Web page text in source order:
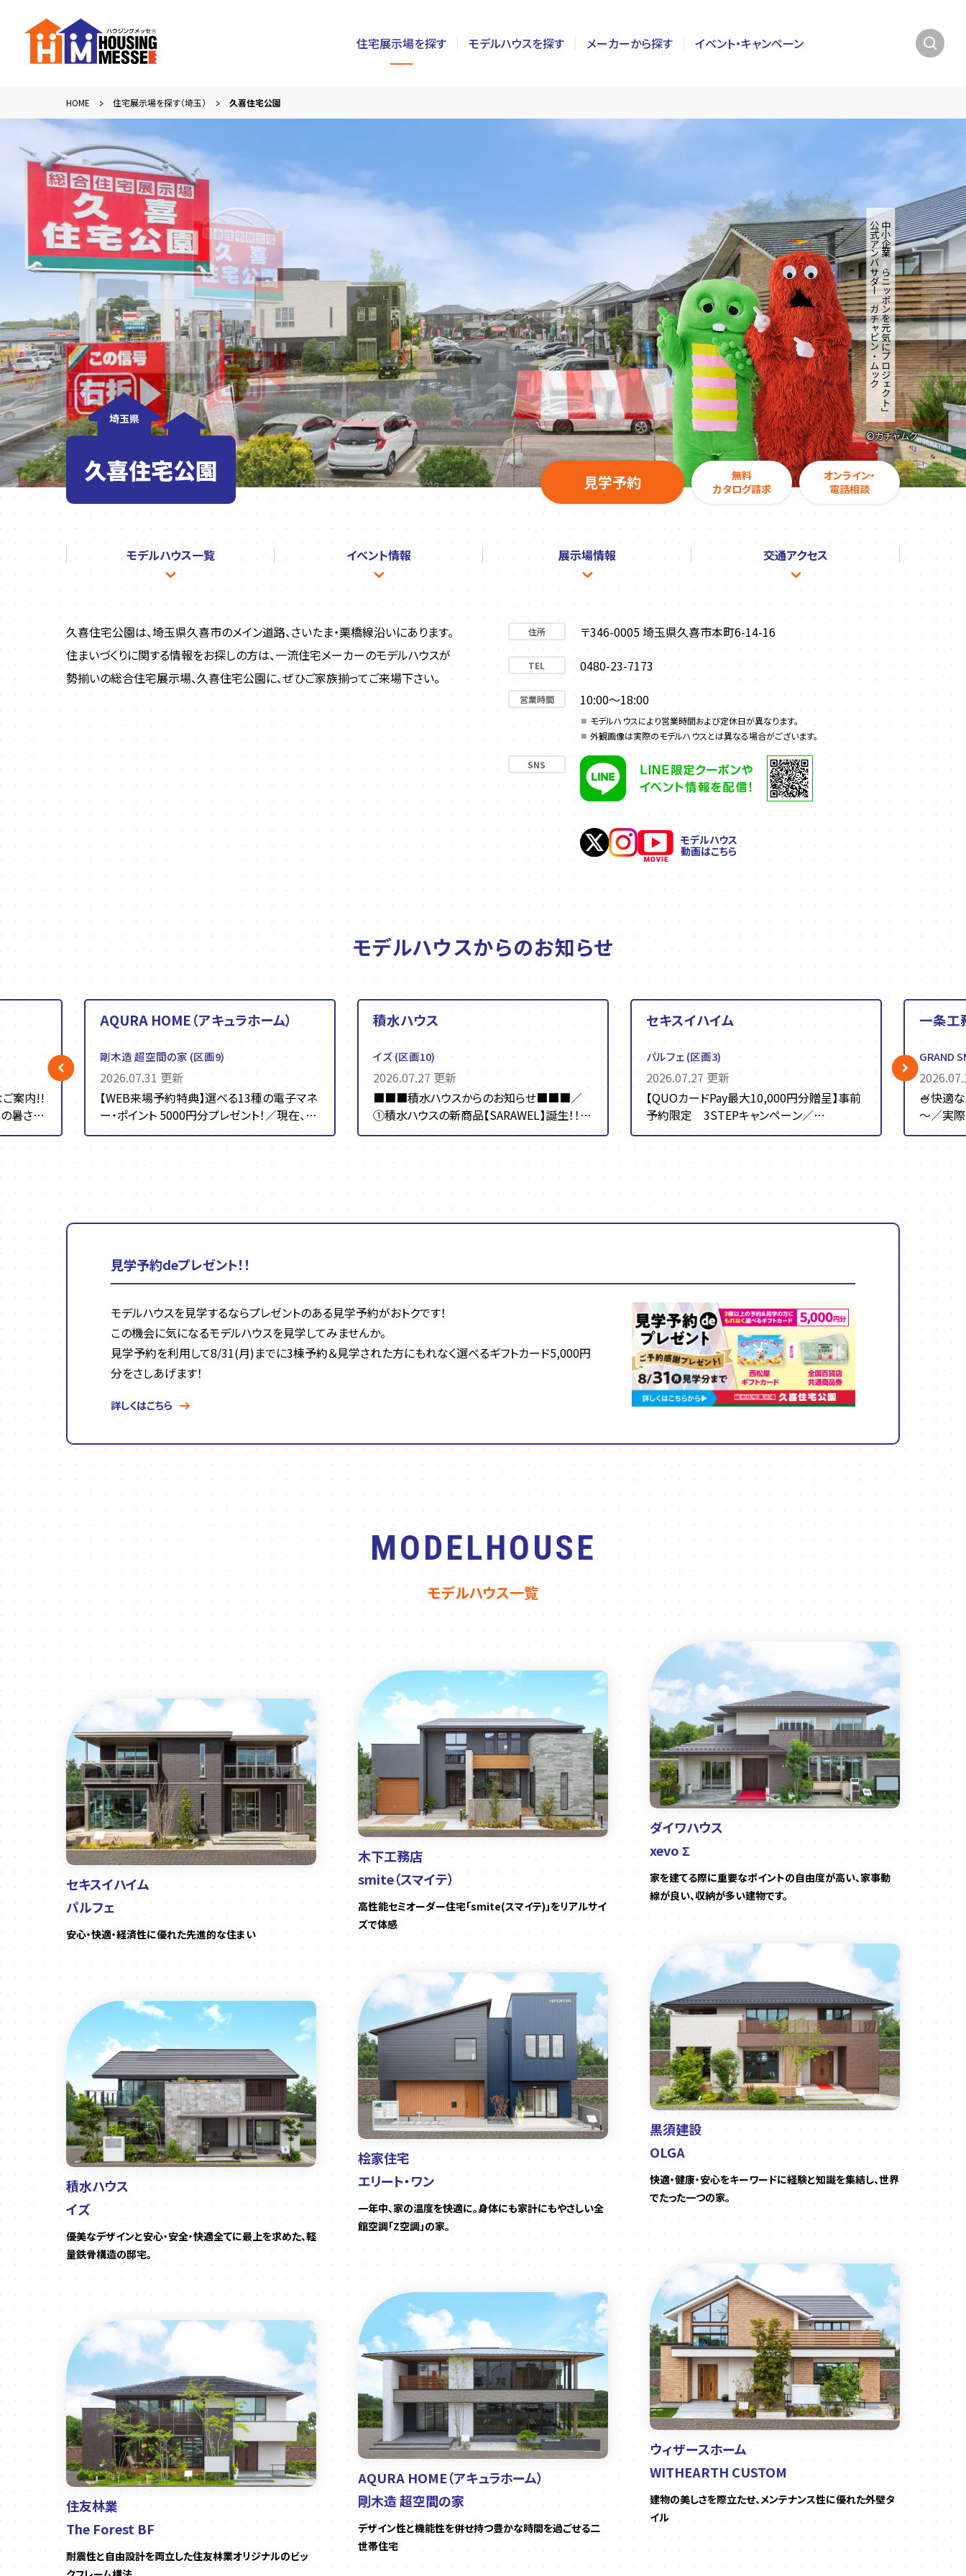
住宅展示場を探す
千葉
埼玉
静岡
モデルハウスを探す メーカーから探す イベント・キャンペーン
HOME 住宅展示場を探す（埼玉） 久喜住宅公園
「中小企業からニッポンを元気にプロジェクト」
公式アンバサダー ガチャピン・ムック
©︎ガチャムク
見学予約
無料
カタログ請求
オンライン・
電話相談
埼玉県
久喜住宅公園
モデルハウス一覧 イベント情報 展示場情報 交通アクセス
久喜住宅公園は、埼玉県久喜市のメイン道路、さいたま・栗橋線沿いにあります。
住まいづくりに関する情報をお探しの方は、一流住宅メーカーのモデルハウスが
勢揃いの総合住宅展示場、久喜住宅公園に、ぜひご家族揃ってご来場下さい。
住所 〒346-0005 埼玉県久喜市本町6-14-16
TEL 0480-23-7173
営業時間 10:00～18:00
モデルハウスにより営業時間および定休日が異なります。
外観画像は実際のモデルハウスとは異なる場合がございます。
SNS
モデルハウス
動画はこちら
モデルハウスからのお知らせ
ご案内!!
AQURA HOME（アキュラホーム）
剛木造 超空間の家 (区画9)
2026.07.31 更新
【WEB来場予約特典】選べる13種の電子マネ
ー・ポイント 5000円分プレゼント！／現在、ア
キュラホームで...
積水ハウス
イズ(区画10)
2026.07.27 更新
■■■積水ハウスからのお知らせ■■■／
①積水ハウスの新商品【SARAWEL】誕生！！
☀☀日本の“夏”に朗報です☀☀ ...
セキスイハイム
パルフェ(区画3)
2026.07.27 更新
【QUOカードPay最大10,000円分贈呈】事前
予約限定 3STEPキャンペーン／
＼家づくり応援 3...
一条工
GRAND
🍧快適
～／実
見学予約deプレゼント！！
モデルハウスを見学するならプレゼントのある見学予約がおトクです！
この機会に気になるモデルハウスを見学してみませんか。
見学予約を利用して8/31(月)までに3棟予約＆見学された方にもれなく選べるギフトカード5,000円
分をさしあげます！
詳しくはこちら
MODELHOUSE
モデルハウス一覧
セキスイハイム
パルフェ
安心・快適・経済性に優れた先進的な住まい
木下工務店
smite（スマイテ）
高性能セミオーダー住宅「smite(スマイテ)」をリアルサイ
ズで体感
ダイワハウス
xevo Σ
家を建てる際に重要なポイントの自由度が高い、家事動
線が良い、収納が多い建物です。
積水ハウス
イズ
優美なデザインと安心・安全・快適全てに最上を求めた、軽
量鉄骨構造の邸宅。
桧家住宅
エリート・ワン
一年中、家の温度を快適に。身体にも家計にもやさしい全
館空調「Z空調」の家。
黒須建設
OLGA
快適・健康・安心をキーワードに経験と知識を集結し、世界
でたった一つの家。
住友林業
The Forest BF
耐震性と自由設計を両立した住友林業オリジナルのビッ
AQURA HOME（アキュラホーム）
剛木造 超空間の家
デザイン性と機能性を併せ持つ豊かな時間を過ごせる二
世帯住宅
ウィザースホーム
WITHEARTH CUSTOM
建物の美しさを際立たせ、メンテナンス性に優れた外壁タ
イル